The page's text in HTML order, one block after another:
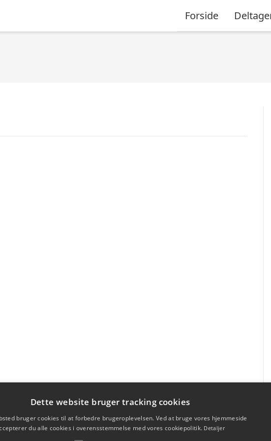
Forside
Dette website bruger tracking cookies
bruger cookies til at forbedre brugeroplevelsen. Ved at bruge vores hjemmeside
du alle cookies i overensstemmelse med vores cookiepolitik. Detaljer